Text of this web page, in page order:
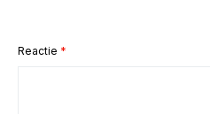
Reactie *